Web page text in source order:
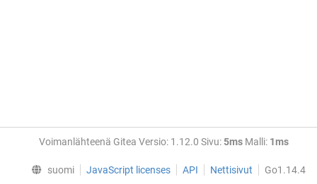
Voimanlähteenä Gitea Versio: 1.12.0 Sivu: 5msMalli: 1ms
suomi JavaScript licenses API Nettisivut Go1.14.4